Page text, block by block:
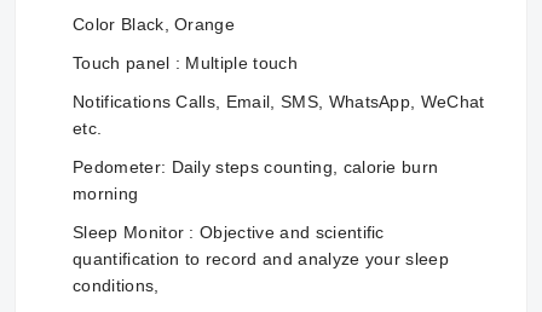
Color Black, Orange
Touch panel : Multiple touch
Notifications Calls, Email, SMS, WhatsApp, WeChat
etc.
Pedometer: Daily steps counting, calorie burn
morning
Sleep Monitor : Objective and scientific
quantification to record and analyze your sleep
conditions,